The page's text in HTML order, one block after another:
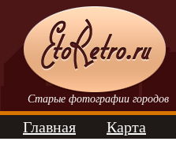
Старые фотографии городов
Главная Карта